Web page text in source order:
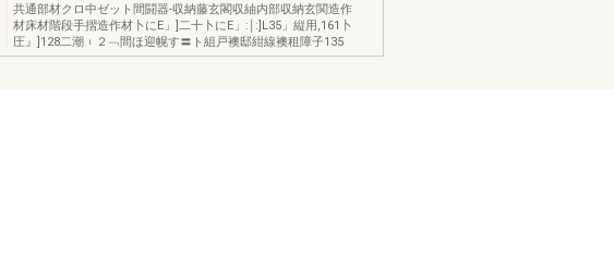
共通部材クロ中ゼット間闘器‐収納藤玄閣収紬内部収納玄関造作
材床材階段手摺造作材卜にE」]二十卜にE」:￨:]L35」縦用,161卜
圧』]128二潮︲２﹁間ほ迎幌す〓ト組戸襖邸紺線襖租障子135